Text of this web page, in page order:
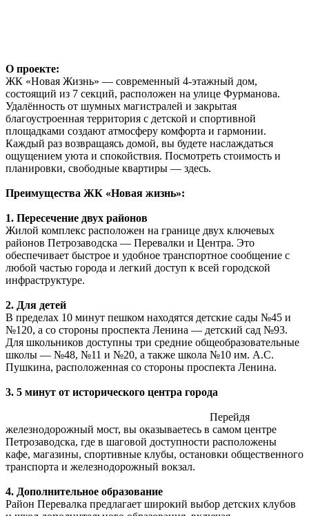
О проекте:
ЖК «Новая Жизнь» — современный 4-этажный дом,
состоящий из 7 секций, расположен на улице Фурманова.
Удалённость от шумных магистралей и закрытая
благоустроенная территория с детской и спортивной
площадками создают атмосферу комфорта и гармонии.
Каждый раз возвращаясь домой, вы будете наслаждаться
ощущением уюта и спокойствия. Посмотреть стоимость и
планировки, свободные квартиры — здесь.
Преимущества ЖК «Новая жизнь»:
1. Пересечение двух районов
Жилой комплекс расположен на границе двух ключевых
районов Петрозаводска — Перевалки и Центра. Это
обеспечивает быстрое и удобное транспортное сообщение с
любой частью города и легкий доступ к всей городской
инфраструктуре.
2. Для детей
В пределах 10 минут пешком находятся детские сады №45 и
№120, а со стороны проспекта Ленина — детский сад №93.
Для школьников доступны три средние общеобразовательные
школы — №48, №11 и №20, а также школа №10 им. А.С.
Пушкина, расположенная со стороны проспекта Ленина.
3. 5 минут от исторического центра города
Перейдя
железнодорожный мост, вы оказываетесь в самом центре
Петрозаводска, где в шаговой доступности расположены
кафе, магазины, спортивные клубы, остановки общественного
транспорта и железнодорожный вокзал.
4. Дополнительное образование
Район Перевалка предлагает широкий выбор детских клубов